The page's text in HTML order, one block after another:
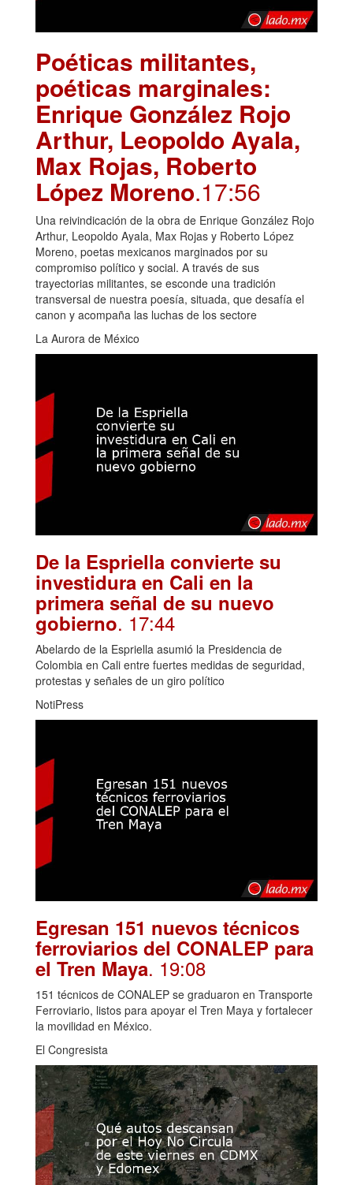
Poéticas militantes,
poéticas marginales:
Enrique González Rojo
Arthur, Leopoldo Ayala,
Max Rojas, Roberto
López Moreno.17:56
Una reivindicación de la obra de Enrique González Rojo
Arthur, Leopoldo Ayala, Max Rojas y Roberto López
Moreno, poetas mexicanos marginados por su
compromiso político y social. A través de sus
trayectorias militantes, se esconde una tradición
transversal de nuestra poesía, situada, que desafía el
canon y acompaña las luchas de los sectore
La Aurora de México
De la Espriella convierte su
investidura en Cali en la
primera señal de su nuevo
gobierno. 17:44
Abelardo de la Espriella asumió la Presidencia de
Colombia en Cali entre fuertes medidas de seguridad,
protestas y señales de un giro político
NotiPress
Egresan 151 nuevos técnicos
ferroviarios del CONALEP para
el Tren Maya. 19:08
151 técnicos de CONALEP se graduaron en Transporte
Ferroviario, listos para apoyar el Tren Maya y fortalecer
la movilidad en México.
El Congresista